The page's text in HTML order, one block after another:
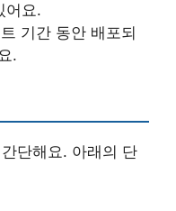
어요.
기간 동안 배포되
.
단해요. 아래의 단